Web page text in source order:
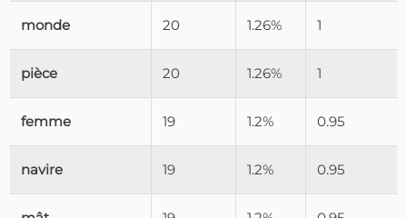
monde 20 1.26% 1
pièce 20 1.26% 1
femme 19 1.2% 0.95
navire 19 1.2% 0.95